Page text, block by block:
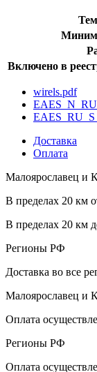
Включено в
wirels.pdf
Доставка
Оплата
Малоярославец и
В пределах 20 км
В пределах 20 км
Регионы РФ
Доставка во все
Малоярославец и
Оплата
Регионы РФ
Оплата